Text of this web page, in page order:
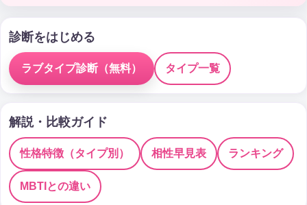
診断をはじめる
ラブタイプ診断（無料） タイプ一覧
解説・比較ガイド
性格特徴（タイプ別） 相性早見表 ランキング
MBTIとの違い